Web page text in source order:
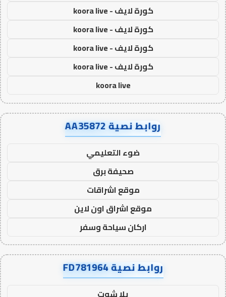
كورة لايف - koora live
كورة لايف - koora live
كورة لايف - koora live
كورة لايف - koora live
koora live
روابط نصية AA35872
ضوء التعليمي
صحيفة برق
موقع اشراقات
موقع اشراق اون لاين
اركان سياحة وسفر
روابط نصية FD781964
يلا شوت